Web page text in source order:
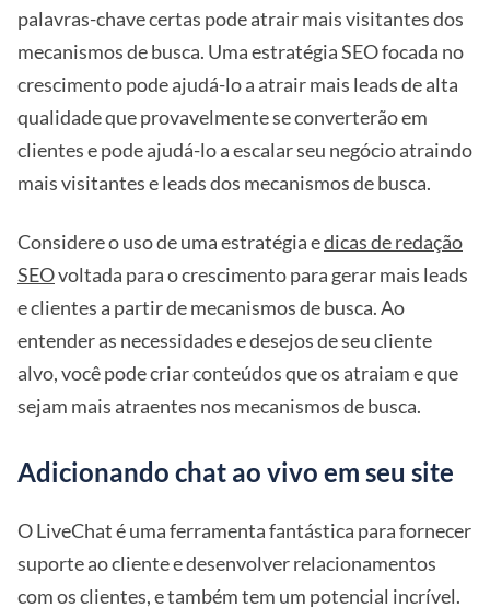
palavras-chave certas pode atrair mais visitantes dos
mecanismos de busca. Uma estratégia SEO focada no
crescimento pode ajudá-lo a atrair mais leads de alta
qualidade que provavelmente se converterão em
clientes e pode ajudá-lo a escalar seu negócio atraindo
mais visitantes e leads dos mecanismos de busca.
Considere o uso de uma estratégia edicas de redação
SEOvoltada para o crescimento para gerar mais leads
e clientes a partir de mecanismos de busca. Ao
entender as necessidades e desejos de seu cliente
alvo, você pode criar conteúdos que os atraiam e que
sejam mais atraentes nos mecanismos de busca.
Adicionando chat ao vivo em seu site
O LiveChat é uma ferramenta fantástica para fornecer
suporte ao cliente e desenvolver relacionamentos
com os clientes, e também tem um potencial incrível.